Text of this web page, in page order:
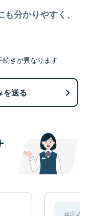
分かりやすく、
きが異なります
を送る